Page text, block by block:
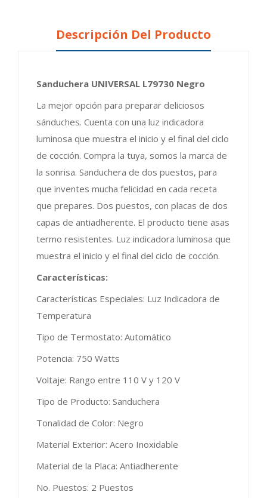
Descripción Del Producto
Sanduchera UNIVERSAL L79730 Negro
La mejor opción para preparar deliciosos
sánduches. Cuenta con una luz indicadora
luminosa que muestra el inicio y el final del ciclo
de cocción. Compra la tuya, somos la marca de
la sonrisa. Sanduchera de dos puestos, para
que inventes mucha felicidad en cada receta
que prepares. Dos puestos, con placas de dos
capas de antiadherente. El producto tiene asas
termo resistentes. Luz indicadora luminosa que
muestra el inicio y el final del ciclo de cocción.
Características:
Características Especiales: Luz Indicadora de
Temperatura
Tipo de Termostato: Automático
Potencia: 750 Watts
Voltaje: Rango entre 110 V y 120 V
Tipo de Producto: Sanduchera
Tonalidad de Color: Negro
Material Exterior: Acero Inoxidable
Material de la Placa: Antiadherente
No. Puestos: 2 Puestos